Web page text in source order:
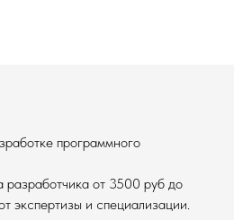
программного
разработчика от 3500 руб до
экспертизы и специализации.